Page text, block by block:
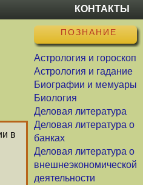
КОНТАКТЫ
ПОЗНАНИЕ
Астрология и гороскоп
Астрология и гадание
Биографии и мемуары
Биология
Деловая литература
Деловая литература о
банках
Деловая литература о
внешнеэкономической
деятельности
в